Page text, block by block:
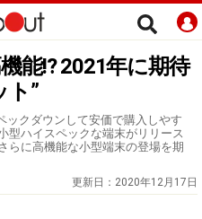
能!? 2021年に期待
ト”
ックダウンして安価で購入しやす
型ハイスペックな端末がリリース
らに高機能な小型端末の登場を期
更新日： 2020年12月17日